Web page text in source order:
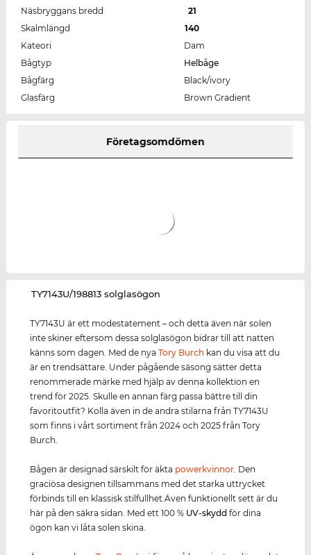
Näsbryggans bredd
21
Skalmlängd
140
Kateori
Dam
Bågtyp
Helbåge
Bågfärg
Black/ivory
Glasfärg
Brown Gradient
Företagsomdömen
‌TY7143U/198813 solglasögon
TY7143U är ett modestatement – och detta även när solen
inte skiner eftersom dessa solglasögon bidrar till att natten
känns som dagen. Med de nyaTory Burch kan du visa att du
är en trendsättare. Under pågående säsong sätter detta
renommerade märke med hjälp av denna kollektion en
trend för 2025. Skulle en annan färg passa bättre till din
favoritoutfit? Kolla även in de andra stilarna från TY7143U
som finns i vårt sortiment från 2024 och 2025 från Tory
Burch.
Bågen är designad särskilt för äkta powerkvinnor. Den
graciösa designen tillsammans med det starka uttrycket
förbinds till en klassisk stilfullhet.Även funktionellt sett är du
här på den säkra sidan. Med ett 100 % UV-skydd för dina
ögon kan vi låta solen skina.